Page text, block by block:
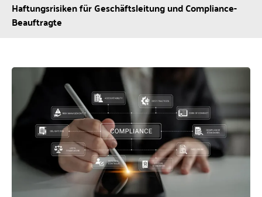
Haftungsrisiken für Geschäftsleitung und Compliance-
Beauftragte